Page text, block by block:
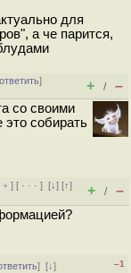
для
а че парится,
ответить]
+ / –
со своими
собирать
] [ · · ·][↓] [↑]
+ / –
][↓]
–1